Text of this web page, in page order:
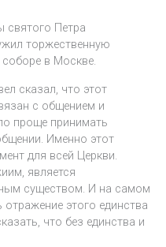
святого Петра
торжественную
в Москве.
сказал, что этот
с общением и
проще принимать
Именно этот
для всей Церкви.
является
существом. И на самом
этого единства
что без единства и